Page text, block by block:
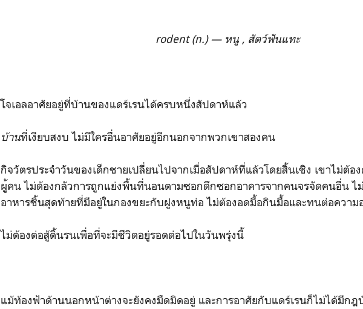
rodent (n.) — หนู , สัตว์ฟันแทะ
โจเอลอาศัยอยู่ที่บ้านของแดร์เรนได้ครบหนึ่งสัปดาห์แล้ว
บ้านที่เงียบสงบ ไม่มีใครอื่นอาศัยอยู่อีกนอกจากพวกเขาสองคน
กิจวัตรประจำวันของเด็กชายเปลี่ยนไปจากเมื่อสัปดาห์ที่แล้วโดยสิ้นเชิง เขาไม่ต้
ผูู้คน ไม่ต้องกลัวการถูกแย่งพื้นที่นอนตามซอกตึกซอกอาคารจากคนจรจัดคนอื่น ไ
อาหารชิ้นสุดท้ายที่มีอยู่ในกองขยะกับฝูงหนูท่อ ไม่ต้องอดมื้อกินมื้อและทนต่อความ
ไม่ต้องต่อสู้ดิ้นรนเพื่อที่จะมีชีวิตอยู่รอดต่อไปในวันพรุ่งนี้
แม้ท้องฟ้าด้านนอกหน้าต่างจะยังคงมืดมิดอยู่ และการอาศัยกับแดร์เรนก็ไม่ได้มีกฎ